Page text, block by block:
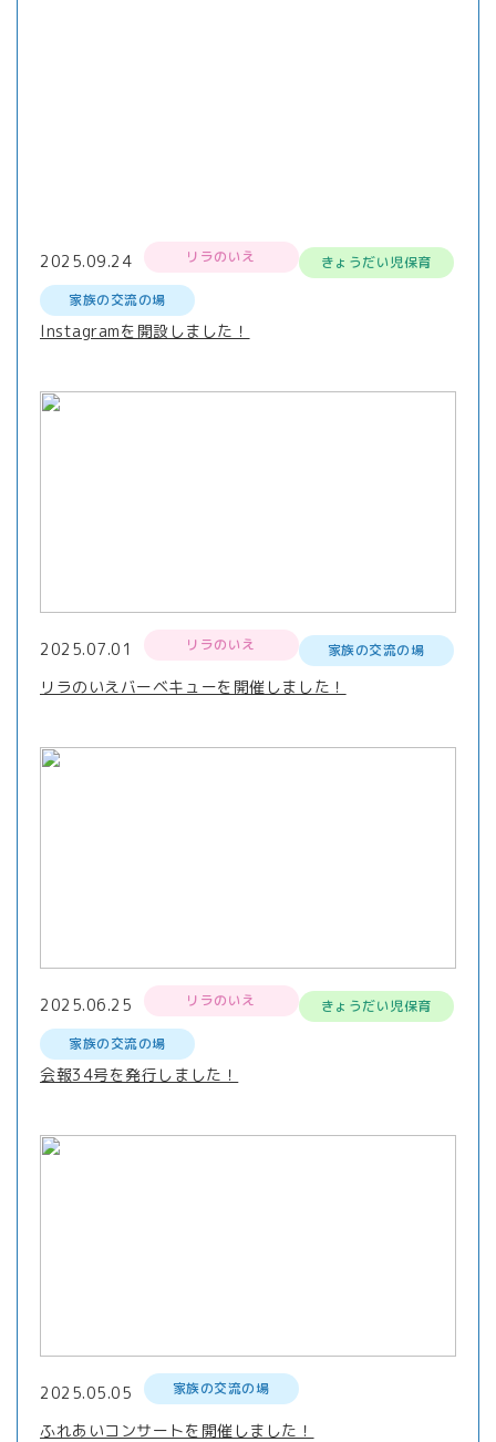
2025.09.24 リラのいえ
きょうだい児保育
家族の交流の場
Instagramを開設しました！
2025.07.01 リラのいえ 家族の交流の場
リラのいえバーベキューを開催しました！
2025.06.25 リラのいえ
きょうだい児保育
家族の交流の場
会報34号を発行しました！
2025.05.05 家族の交流の場
ふれあいコンサートを開催しました！